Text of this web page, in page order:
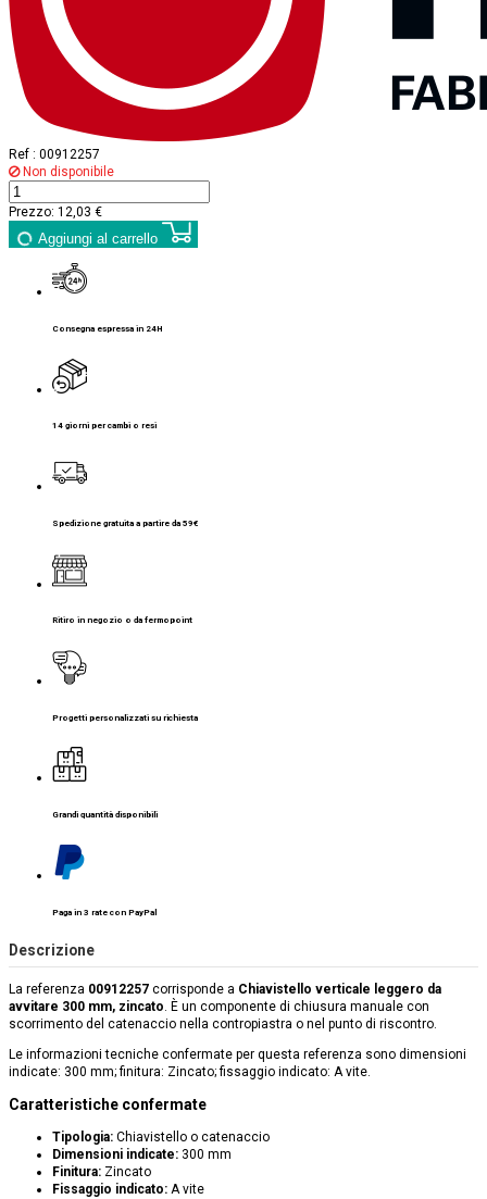
Ref : 00912257
Non disponibile
Prezzo: 12,03 €
Aggiungi al carrello
Consegna espressa in 24H
14 giorni per cambi o resi
Spedizione gratuita a partire da 59€
Ritiro in negozio o da fermopoint
Progetti personalizzati su richiesta
Grandi quantità disponibili
Paga in 3 rate con PayPal
Descrizione
La referenza 00912257 corrisponde a Chiavistello verticale leggero da
avvitare 300 mm, zincato. È un componente di chiusura manuale con
scorrimento del catenaccio nella contropiastra o nel punto di riscontro.
Le informazioni tecniche confermate per questa referenza sono dimensioni
indicate: 300 mm; finitura: Zincato; fissaggio indicato: A vite.
Caratteristiche confermate
Tipologia: Chiavistello o catenaccio
Dimensioni indicate: 300 mm
Finitura: Zincato
Fissaggio indicato: A vite